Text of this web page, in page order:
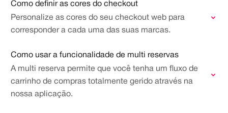
Como definir as cores do checkout
Personalize as cores do seu checkout web para
corresponder a cada uma das suas marcas.
Como usar a funcionalidade de multi reservas
A multi reserva permite que você tenha um fluxo de
carrinho de compras totalmente gerido através na
nossa aplicação.